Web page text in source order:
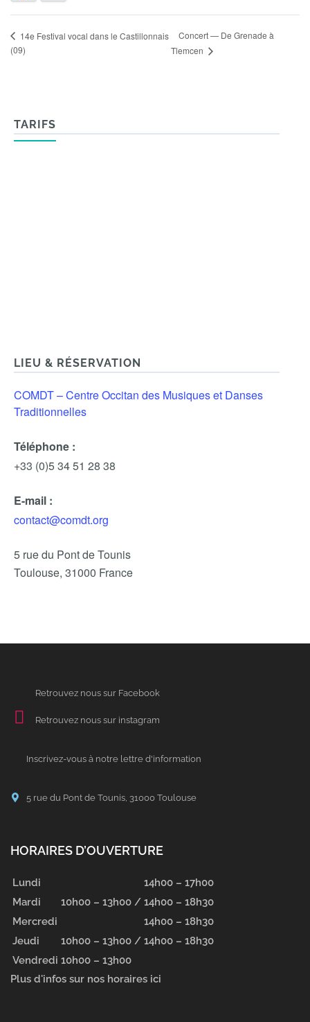
14e Festival vocal dans le Castillonnais
(09)
Concert — De Grenade à
Tlemcen
TARIFS
LIEU & RÉSERVATION
COMDT – Centre Occitan des Musiques et Danses
Traditionnelles
Téléphone :
+33 (0)5 34 51 28 38
E-mail :
contact@comdt.org
5 rue du Pont de Tounis
Toulouse, 31000 France
Retrouvez nous sur Facebook
Retrouvez nous sur instagram
Inscrivez-vous à notre lettre d'information
5 rue du Pont de Tounis, 31000 Toulouse
HORAIRES D’OUVERTURE
Lundi
14h00 – 17h00
Mardi
10h00 – 13h00 / 14h00 – 18h30
Mercredi
14h00 – 18h30
Jeudi
10h00 – 13h00 / 14h00 – 18h30
Vendredi 10h00 – 13h00
Plus d'infos sur nos horaires ici